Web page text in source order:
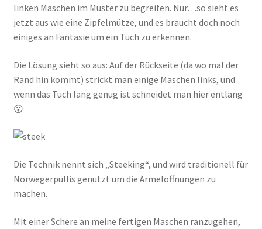
linken Maschen im Muster zu begreifen. Nur…so sieht es
jetzt aus wie eine Zipfelmütze, und es braucht doch noch
einiges an Fantasie um ein Tuch zu erkennen.
Die Lösung sieht so aus: Auf der Rückseite (da wo mal der
Rand hin kommt) strickt man einige Maschen links, und
wenn das Tuch lang genug ist schneidet man hier entlang
😮
Die Technik nennt sich „Steeking“, und wird traditionell für
Norwegerpullis genutzt um die Ärmelöffnungen zu
machen.
Mit einer Schere an meine fertigen Maschen ranzugehen,